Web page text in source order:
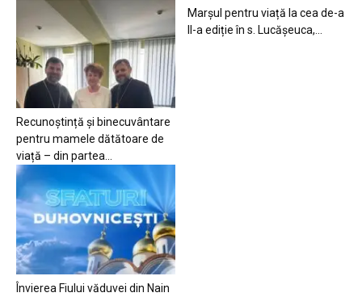
Recunoștință și binecuvântare
pentru mamele dătătoare de
viață – din partea...
Marșul pentru viață la cea de-a
II-a ediție în s. Lucășeuca,...
Învierea Fiului văduvei din Nain